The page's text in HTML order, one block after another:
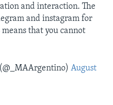
and interaction. The
and instagram for
that you cannot
August